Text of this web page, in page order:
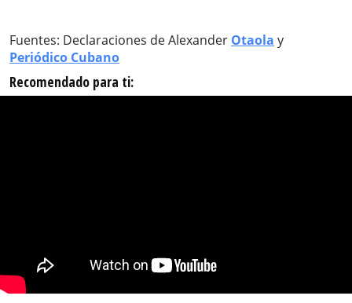
Fuentes: Declaraciones de Alexander Otaola y
Periódico Cubano
Recomendado para ti: